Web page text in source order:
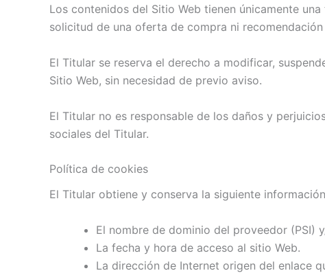
Los contenidos del Sitio Web tienen únicamente
solicitud de una oferta de compra ni
El Titular se reserva el derecho a modificar,
Sitio Web, sin necesidad de previo aviso.
El Titular no es responsable de los daños y
sociales del Titular.
Política de cookies
El Titular obtiene y conserva la siguiente
El nombre de dominio del proveedor (PSI)
La fecha y hora de acceso al sitio Web.
La dirección de Internet origen del enlace